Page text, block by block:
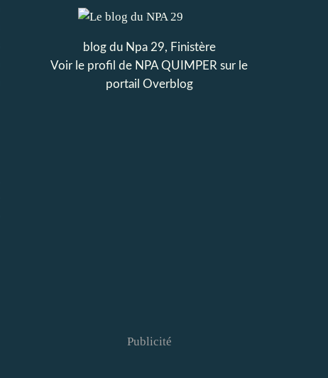
blog du Npa 29, Finistère
Voir le profil de NPA QUIMPER sur le
portail Overblog
Publicité